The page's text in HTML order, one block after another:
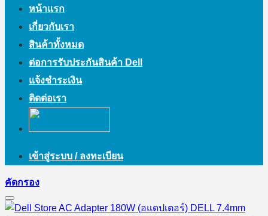
หน้าแรก
เกี่ยวกับเรา
สินค้าทั้งหมด
ต่อการรับประกันสินค้า Dell
แจ้งชำระเงิน
ติดต่อเรา
เข้าสู่ระบบ / ลงทะเบียน
คัดกรอง